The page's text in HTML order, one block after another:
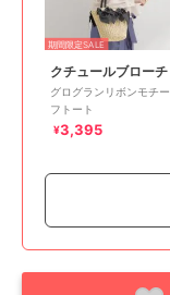
期間限定SALE
クチュールブローチ
グログランリボンモチー
フトート
¥3,395